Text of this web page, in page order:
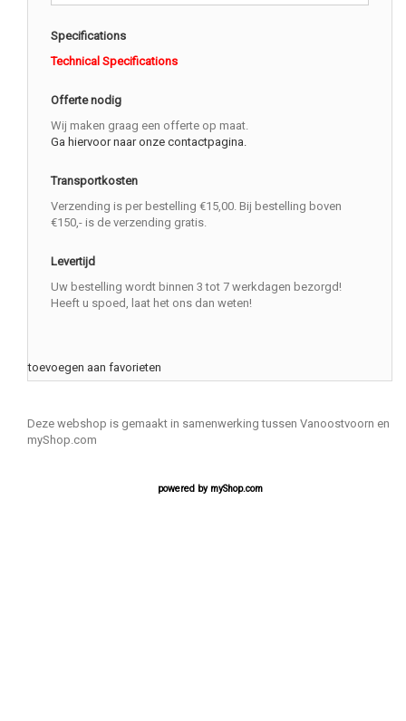
Specifications
Technical Specifications
Offerte nodig
Wij maken graag een offerte op maat.
Ga hiervoor naar onze contactpagina.
Transportkosten
Verzending is per bestelling €15,00. Bij bestelling boven
€150,- is de verzending gratis.
Levertijd
Uw bestelling wordt binnen 3 tot 7 werkdagen bezorgd!
Heeft u spoed, laat het ons dan weten!
toevoegen aan favorieten
Deze webshop is gemaakt in samenwerking tussen Vanoostvoorn en
myShop.com
powered by myShop.com